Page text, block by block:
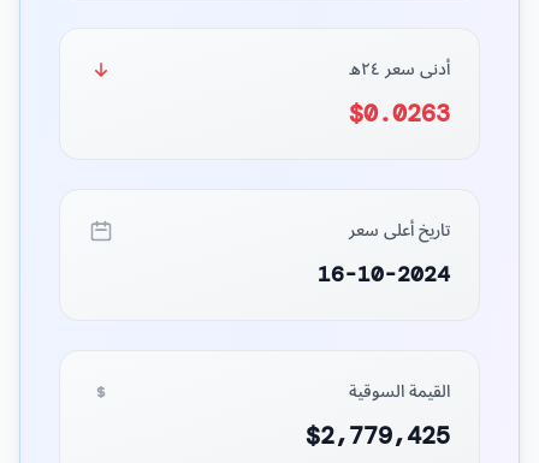
أدنى سعر ٢٤ه
$0.0263
تاريخ أعلى سعر
16-10-2024
القيمة السوقية
$2,779,425